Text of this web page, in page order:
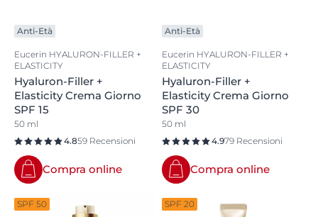
Anti-Età
Eucerin HYALURON-FILLER +
ELASTICITY
Hyaluron-Filler +
Elasticity Crema Giorno
SPF 15
50 ml
4.859 Recensioni
Compra online
Anti-Età
Eucerin HYALURON-FILLER +
ELASTICITY
Hyaluron-Filler +
Elasticity Crema Giorno
SPF 30
50 ml
4.979 Recensioni
Compra online
SPF 50 SPF 20